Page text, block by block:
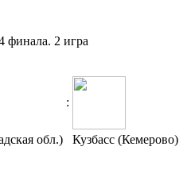
финала. 2 игра
:
обл.) Кузбасс (Кемерово)